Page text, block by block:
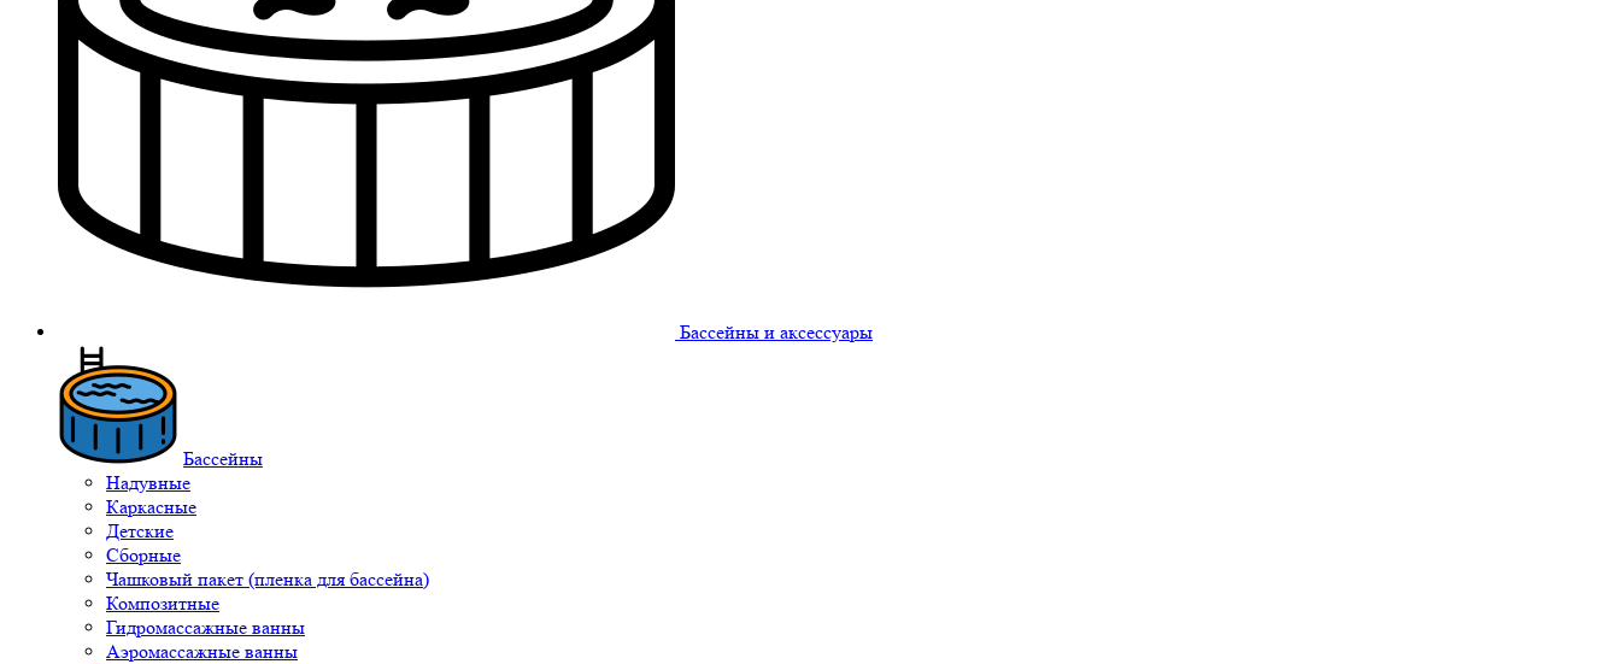
Бассейны и аксессуары
Бассейны
Надувные
Каркасные
Детские
Сборные
Чашковый пакет (пленка для бассейна)
Композитные
Гидромассажные ванны
Аэромассажные ванны